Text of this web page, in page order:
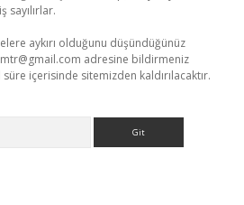
sayılırlar.
aykırı olduğunu düşündüğünüz
adresine bildirmeniz
içerisinde sitemizden kaldırılacaktır.